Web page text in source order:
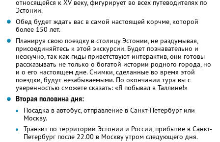
относящейся к XV веку, фигурирует во всех путеводителях по
Эстонии.
Обед будет ждать вас в самой настоящей корчме, которой
более 150 лет.
Планируя свою поездку в столицу Эстонии, не раздумывая,
присоединяйтесь к этой экскурсии. Будет познавательно и
нескучно, так как гиды приветствуют интерактив, они готовы
рассказывать не только о богатой истории родного города, но
и о его настоящем дне. Снимки, сделанные во время этой
поездки, будут незабываемыми. По окончании тура вы с
уверенностью сможете сказать: «Я побывал в Таллине!»
Вторая половина дня:
Посадка в автобус, отправление в Санкт-Петербург или
Москву.
Транзит по территории Эстонии и России, прибытие в Санкт-
Петербург после 22.00 в Москву утром следующего дня.